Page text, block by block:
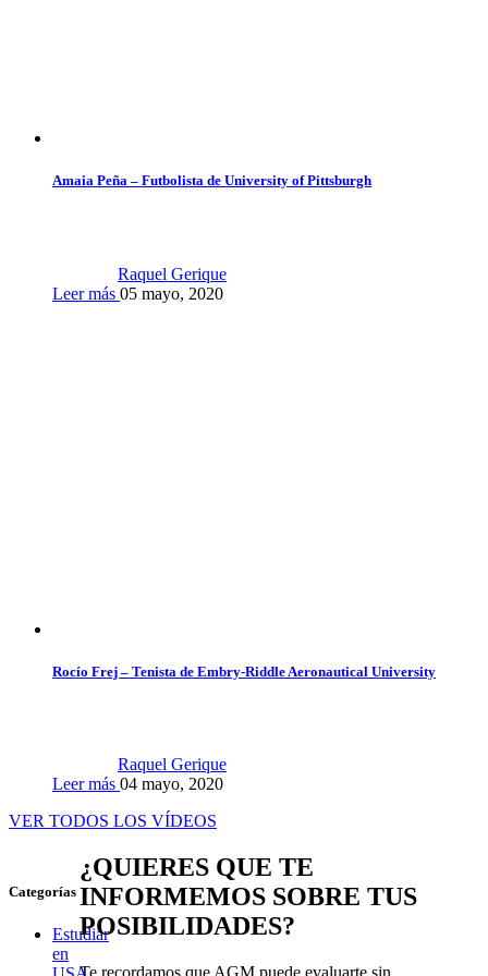
Amaia Peña – Futbolista de University of Pittsburgh
Raquel Gerique
Leer más 05 mayo, 2020
Rocío Frej – Tenista de Embry-Riddle Aeronautical University
Raquel Gerique
Leer más 04 mayo, 2020
VER TODOS LOS VÍDEOS
Categorías
Estudiar
en
¿QUIERES QUE TE
INFORMEMOS SOBRE TUS
POSIBILIDADES?
Te recordamos que AGM puede evaluarte sin